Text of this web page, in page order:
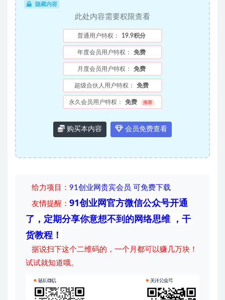
隐藏内容
此处内容需要权限查看
普通用户特权： 19.9积分
年度会员用户特权： 免费
月度会员用户特权： 免费
超级合伙人用户特权： 免费
永久会员用户特权： 免费 推荐
购买本内容 会员免费查看
给力项目 ： 91创业网贵宾会员 可免费下载
友情提醒： 91创业网官方微信公众号开通
了，定期分享你意想不到的网络思维 ，干
货教程！
据说扫下这个二维码的，一个月都可以赚几万块！
试试就知道哦。